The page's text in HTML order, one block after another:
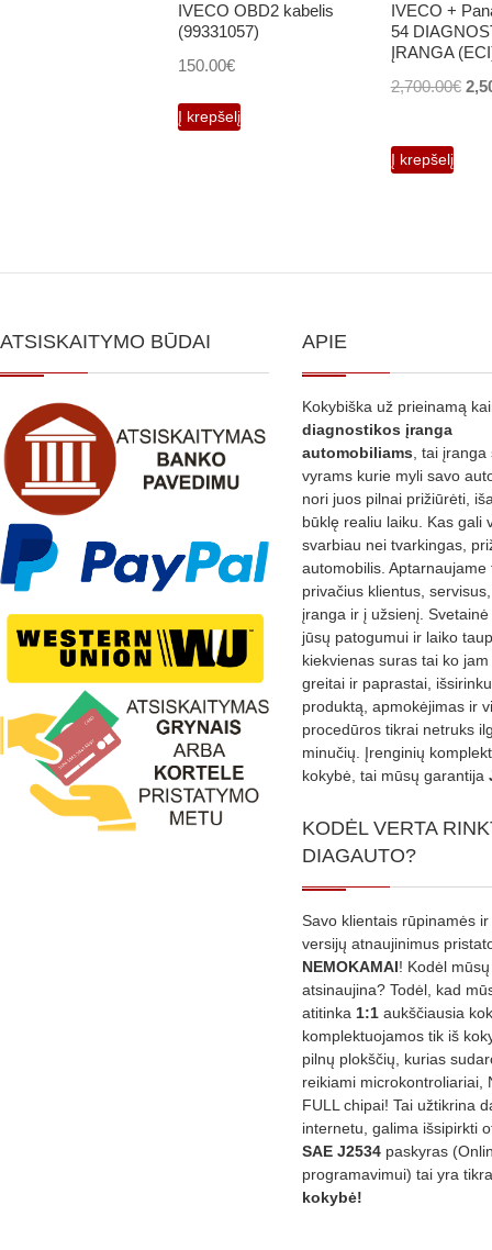
IVECO OBD2 kabelis
(99331057)
150.00€
Į krepšelį
IVECO +
54
ĮRANGA
2,700.00€
Į krepšelį
ATSISKAITYMO BŪDAI APIE
Kokybiška už prieinamą
diagnostikos įranga
automobiliams , tai
vyrams kurie myli savo
nori juos pilnai prižiūrėti,
būklę realiu laiku. Kas gali
svarbiau nei tvarkingas,
automobilis. Aptarnaujame
privačius klientus,
įranga ir į užsienį.
jūsų patogumui ir laiko
kiekvienas suras tai ko
greitai ir paprastai,
produktą, apmokėjimas ir
procedūros tikrai netruks
minučių. Įrenginių
kokybė, tai mūsų garantija
KODĖL VERTA
DIAGAUTO?
Savo klientais rūpinamės
versijų atnaujinimus
NEMOKAMAI! Kodėl
atsinaujina? Todėl, kad
atitinka 1:1 aukščiausia
komplektuojamos tik iš
pilnų plokščių, kurias
reikiami microkontroliariai,
FULL chipai! Tai užtikrina
internetu, galima išsipirkti
SAE J2534 paskyras
programavimui) tai yra
kokybė!